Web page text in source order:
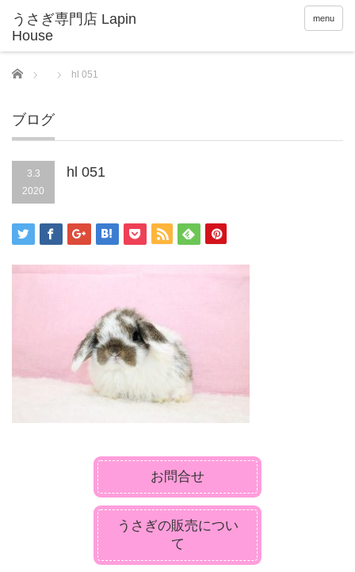
menu
Home hl 051
ブログ
3.3
2020
hl 051
お問合せ
うさぎの販売につい
て